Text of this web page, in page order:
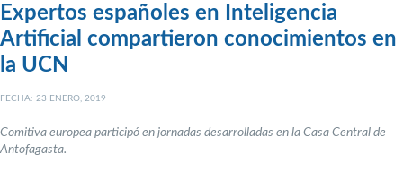
Expertos españoles en Inteligencia
Artificial compartieron conocimientos en
la UCN
FECHA: 23 ENERO, 2019
Comitiva europea participó en jornadas desarrolladas en la Casa Central de
Antofagasta.